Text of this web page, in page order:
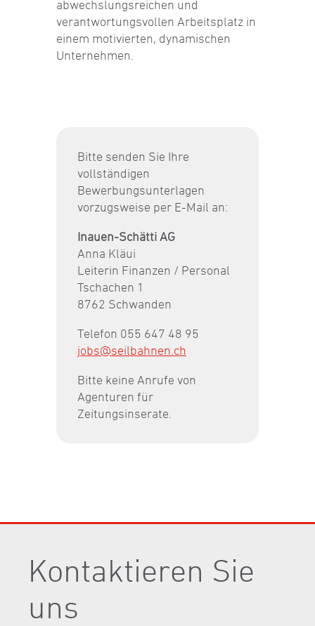
abwechslungsreichen und
verantwortungsvollen Arbeitsplatz in
einem motivierten, dynamischen
Unternehmen.
Bitte senden Sie Ihre
vollständigen
Bewerbungsunterlagen
vorzugsweise per E-Mail an:
Inauen-Schätti AG
Anna Kläui
Leiterin Finanzen / Personal
Tschachen 1
8762 Schwanden
Telefon 055 647 48 95
j bs s lb hn n ch
Bitte keine Anrufe von
Agenturen für
Zeitungsinserate.
Kontaktieren Sie
uns